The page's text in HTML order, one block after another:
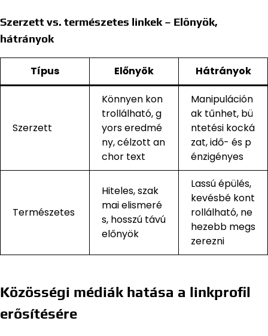
Szerzett vs. természetes linkek – Előnyök,
hátrányok
Típus Előnyök Hátrányok
Szerzett
Könnyen kon
trollálható, g
yors eredmé
ny, célzott an
chor text
Manipuláción
ak tűnhet, bü
ntetési kocká
zat, idő- és p
énzigényes
Természetes
Hiteles, szak
mai elismeré
s, hosszú távú
előnyök
Lassú épülés,
kevésbé kont
rollálható, ne
hezebb megs
zerezni
Közösségi médiák hatása a linkprofil
erősítésére